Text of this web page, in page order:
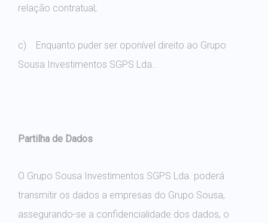
relação contratual;
c) Enquanto puder ser oponível direito ao Grupo
Sousa Investimentos SGPS Lda..
Partilha de Dados
O Grupo Sousa Investimentos SGPS Lda. poderá
transmitir os dados a empresas do Grupo Sousa,
assegurando-se a confidencialidade dos dados, o